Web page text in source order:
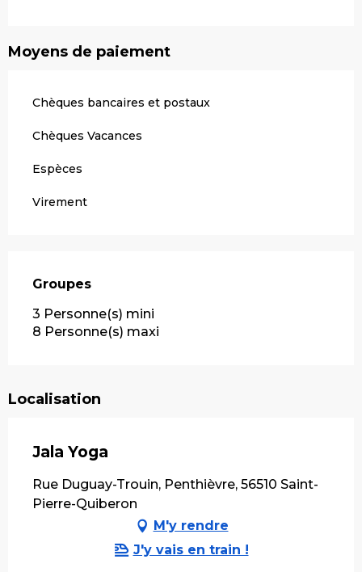
Moyens de paiement
Chèques bancaires et postaux
Chèques Vacances
Espèces
Virement
Groupes
Groupes
3 Personne(s) mini
8 Personne(s) maxi
Localisation
Jala Yoga
Rue Duguay-Trouin, Penthièvre, 56510 Saint-
Pierre-Quiberon
M'y rendre
J'y vais en train !